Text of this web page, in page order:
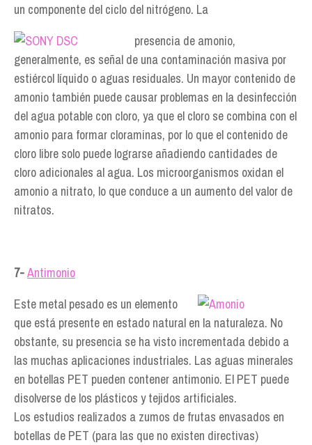
un componente del ciclo del nitrógeno. La
presencia de amonio,
generalmente, es señal de una contaminación masiva por
estiércol líquido o aguas residuales. Un mayor contenido de
amonio también puede causar problemas en la desinfección
del agua potable con cloro, ya que el cloro se combina con el
amonio para formar cloraminas, por lo que el contenido de
cloro libre solo puede lograrse añadiendo cantidades de
cloro adicionales al agua. Los microorganismos oxidan el
amonio a nitrato, lo que conduce a un aumento del valor de
nitratos.
7-Antimonio
Este metal pesado es un elemento
que está presente en estado natural en la naturaleza. No
obstante, su presencia se ha visto incrementada debido a
las muchas aplicaciones industriales. Las aguas minerales
en botellas PET pueden contener antimonio. El PET puede
disolverse de los plásticos y tejidos artificiales.
Los estudios realizados a zumos de frutas envasados en
botellas de PET (para las que no existen directivas)